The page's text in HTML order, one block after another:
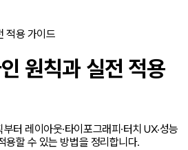
적용 가이드
원칙과 실전 적용
터 레이아웃·타이포그래피·터치 UX·성능
용할 수 있는 방법을 정리합니다.